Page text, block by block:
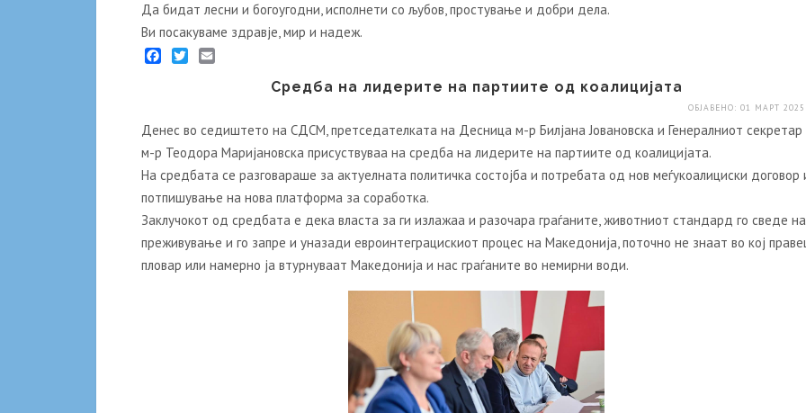
Да бидат лесни и богоугодни, исполнети со љубов, простување и добри дела.
Ви посакуваме здравје, мир и надеж.
Средба на лидерите на партиите од коалицијата
ОБЈАВЕНО: 01 МАРТ 2025
Денес во седиштето на СДСМ, претседателката на Десница м-р Билјана Јовановска и Генералниот секретар
м-р Теодора Маријановска присуствуваа на средба на лидерите на партиите од коалицијата.
На средбата се разговараше за актуелната политичка состојба и потребата од нов меѓукоалициски договор
потпишување на нова платформа за соработка.
Заклучокот од средбата е дека власта за ги излажаа и разочара граѓаните, животниот стандард го сведе на
преживување и го запре и уназади евроинтеграцискиот процес на Македонија, поточно не знаат во кој
пловар или намерно ја втурнуваат Македонија и нас граѓаните во немирни води.